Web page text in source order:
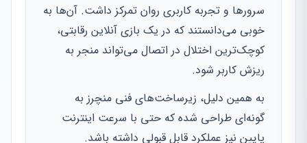
سرورها و تجربه کاربری روان تمرکز داشت. آن‌ها به
خوبی می‌دانستند که در یک بازی آنلاین رقابتی،
کوچک‌ترین اختلال در اتصال می‌تواند منجر به
ریزش کاربر شود.
به همین دلیل، زیرساخت‌های فنی منچرز به
گونه‌ای طراحی شده که حتی با سرعت اینترنت
پایین نیز عملکرد قابل قبولی داشته باشد.